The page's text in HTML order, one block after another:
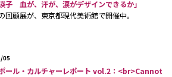
子 血が、汗が、涙がデザインできるか」
回顧展が、東京都現代美術館で開催中。
05
ール・カルチャーレポート vol.2：<br>Cannot